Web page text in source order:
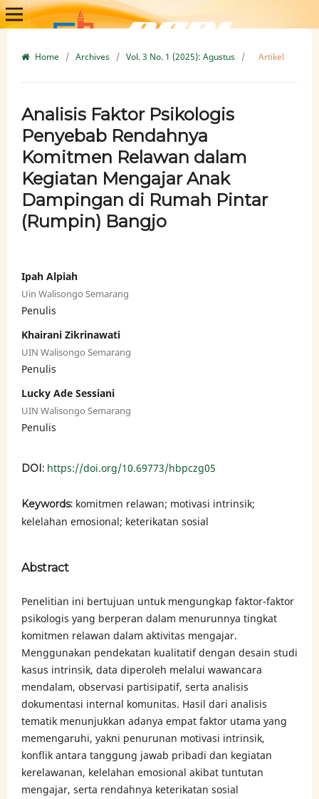
Home / Archives / Vol. 3 No. 1 (2025): Agustus / Artikel
Analisis Faktor Psikologis
Penyebab Rendahnya
Komitmen Relawan dalam
Kegiatan Mengajar Anak
Dampingan di Rumah Pintar
(Rumpin) Bangjo
Ipah Alpiah
Uin Walisongo Semarang
Penulis
Khairani Zikrinawati
UIN Walisongo Semarang
Penulis
Lucky Ade Sessiani
UIN Walisongo Semarang
Penulis
DOI: https://doi.org/10.69773/hbpczg05
Keywords: komitmen relawan; motivasi intrinsik;
kelelahan emosional; keterikatan sosial
Abstract
Penelitian ini bertujuan untuk mengungkap faktor-faktor
psikologis yang berperan dalam menurunnya tingkat
komitmen relawan dalam aktivitas mengajar.
Menggunakan pendekatan kualitatif dengan desain studi
kasus intrinsik, data diperoleh melalui wawancara
mendalam, observasi partisipatif, serta analisis
dokumentasi internal komunitas. Hasil dari analisis
tematik menunjukkan adanya empat faktor utama yang
memengaruhi, yakni penurunan motivasi intrinsik,
konflik antara tanggung jawab pribadi dan kegiatan
kerelawanan, kelelahan emosional akibat tuntutan
mengajar, serta rendahnya keterikatan sosial